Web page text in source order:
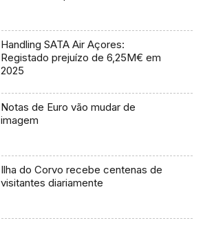
Handling SATA Air Açores:
Registado prejuízo de 6,25M€ em
2025
Notas de Euro vão mudar de
imagem
Ilha do Corvo recebe centenas de
visitantes diariamente